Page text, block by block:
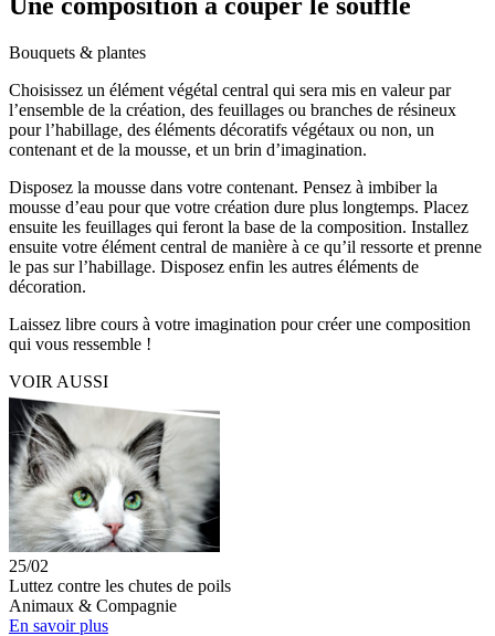
Bouquets & plantes
Choisissez un élément végétal central qui sera mis en valeur par
l’ensemble de la création, des feuillages ou branches de résineux
pour l’habillage, des éléments décoratifs végétaux ou non, un
contenant et de la mousse, et un brin d’imagination.
Disposez la mousse dans votre contenant. Pensez à imbiber la
mousse d’eau pour que votre création dure plus longtemps. Placez
ensuite les feuillages qui feront la base de la composition. Installez
ensuite votre élément central de manière à ce qu’il ressorte et prenne
le pas sur l’habillage. Disposez enfin les autres éléments de
décoration.
Laissez libre cours à votre imagination pour créer une composition
qui vous ressemble !
VOIR AUSSI
25/02
Luttez contre les chutes de poils
Animaux & Compagnie
En savoir plus